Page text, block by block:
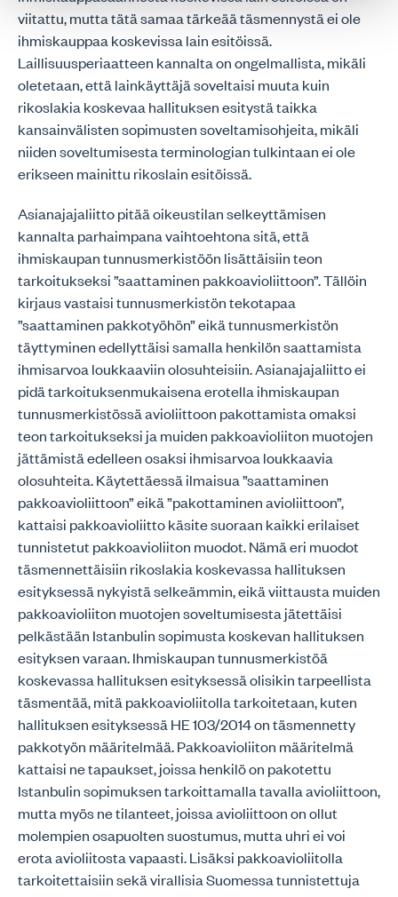
viitattu, mutta tätä samaa tärkeää täsmennystä ei ole
ihmiskauppaa koskevissa lain esitöissä.
Laillisuusperiaatteen kannalta on ongelmallista, mikäli
oletetaan, että lainkäyttäjä soveltaisi muuta kuin
rikoslakia koskevaa hallituksen esitystä taikka
kansainvälisten sopimusten soveltamisohjeita, mikäli
niiden soveltumisesta terminologian tulkintaan ei ole
erikseen mainittu rikoslain esitöissä.
Asianajajaliitto pitää oikeustilan selkeyttämisen
kannalta parhaimpana vaihtoehtona sitä, että
ihmiskaupan tunnusmerkistöön lisättäisiin teon
tarkoitukseksi ”saattaminen pakkoavioliittoon”. Tällöin
kirjaus vastaisi tunnusmerkistön tekotapaa
”saattaminen pakkotyöhön” eikä tunnusmerkistön
täyttyminen edellyttäisi samalla henkilön saattamista
ihmisarvoa loukkaaviin olosuhteisiin. Asianajajaliitto ei
pidä tarkoituksenmukaisena erotella ihmiskaupan
tunnusmerkistössä avioliittoon pakottamista omaksi
teon tarkoitukseksi ja muiden pakkoavioliiton muotojen
jättämistä edelleen osaksi ihmisarvoa loukkaavia
olosuhteita. Käytettäessä ilmaisua ”saattaminen
pakkoavioliittoon” eikä ”pakottaminen avioliittoon”,
kattaisi pakkoavioliitto käsite suoraan kaikki erilaiset
tunnistetut pakkoavioliiton muodot. Nämä eri muodot
täsmennettäisiin rikoslakia koskevassa hallituksen
esityksessä nykyistä selkeämmin, eikä viittausta muiden
pakkoavioliiton muotojen soveltumisesta jätettäisi
pelkästään Istanbulin sopimusta koskevan hallituksen
esityksen varaan. Ihmiskaupan tunnusmerkistöä
koskevassa hallituksen esityksessä olisikin tarpeellista
täsmentää, mitä pakkoavioliitolla tarkoitetaan, kuten
hallituksen esityksessä HE 103/2014 on täsmennetty
pakkotyön määritelmää. Pakkoavioliiton määritelmä
kattaisi ne tapaukset, joissa henkilö on pakotettu
Istanbulin sopimuksen tarkoittamalla tavalla avioliittoon,
mutta myös ne tilanteet, joissa avioliittoon on ollut
molempien osapuolten suostumus, mutta uhri ei voi
erota avioliitosta vapaasti. Lisäksi pakkoavioliitolla
tarkoitettaisiin sekä virallisia Suomessa tunnistettuja